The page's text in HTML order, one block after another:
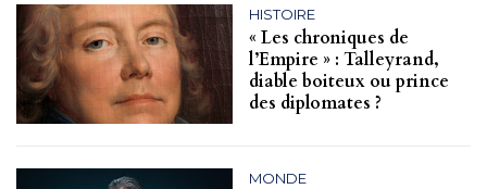
HISTOIRE
« Les chroniques de
l’Empire » : Talleyrand,
diable boiteux ou prince
des diplomates ?
MONDE